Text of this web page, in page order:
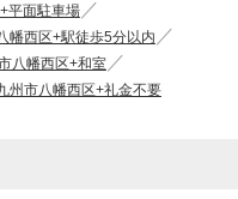
平面駐車場
幡西区+駅徒歩5分以内
八幡西区+和室
州市八幡西区+礼金不要